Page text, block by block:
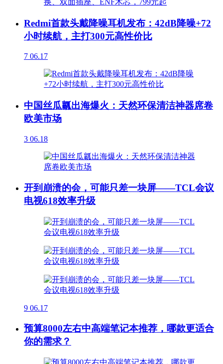
Redmi首款头戴降噪耳机发布：42dB降噪+72
小时续航，主打300元高性价比
7 06.17
中国丝瓜瓤出海爆火：天然环保清洁神器席卷
欧美市场
3 06.18
开到崩溃的会，可能只差一块屏——TCL会议
电视618效率升级
9 06.17
预算8000左右中高端笔记本推荐，哪款更适合
你的需求？